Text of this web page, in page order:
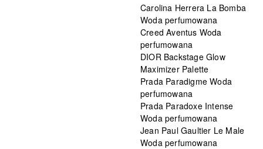
Carolina Herrera La Bomba
Woda perfumowana
Creed Aventus Woda
perfumowana
DIOR Backstage Glow
Maximizer Palette
Prada Paradigme Woda
perfumowana
Prada Paradoxe Intense
Woda perfumowana
Jean Paul Gaultier Le Male
Woda perfumowana